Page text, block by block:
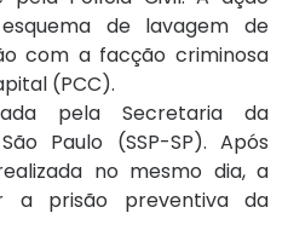
de lavagem de
com a facção criminosa
(PCC).
pela Secretaria da
Paulo (SSP-SP). Após
no mesmo dia, a
a prisão preventiva da